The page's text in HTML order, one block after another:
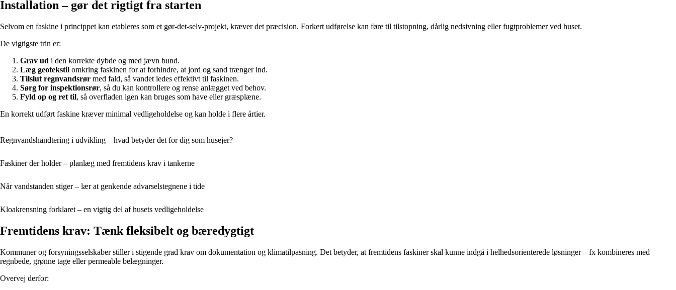
Installation – gør det rigtigt fra starten
Selvom en faskine i princippet kan etableres som et gør-det-selv-projekt, kræver det præcision. Forkert udførelse kan føre til tilstopning, dårlig nedsivning eller fugtproblemer ved huset.
De vigtigste trin er:
Grav ud i den korrekte dybde og med jævn bund.
Læg geotekstil omkring faskinen for at forhindre, at jord og sand trænger ind.
Tilslut regnvandsrør med fald, så vandet ledes effektivt til faskinen.
Sørg for inspektionsrør, så du kan kontrollere og rense anlægget ved behov.
Fyld op og ret til, så overfladen igen kan bruges som have eller græsplæne.
En korrekt udført faskine kræver minimal vedligeholdelse og kan holde i flere årtier.
Regnvandshåndtering i udvikling – hvad betyder det for dig som husejer?
Faskiner der holder – planlæg med fremtidens krav i tankerne
Når vandstanden stiger – lær at genkende advarselstegnene i tide
Kloakrensning forklaret – en vigtig del af husets vedligeholdelse
Fremtidens krav: Tænk fleksibelt og bæredygtigt
Kommuner og forsyningsselskaber stiller i stigende grad krav om dokumentation og klimatilpasning. Det betyder, at fremtidens faskiner skal kunne indgå i helhedsorienterede løsninger – fx kombineres med
regnbede, grønne tage eller permeable belægninger.
Overvej derfor: